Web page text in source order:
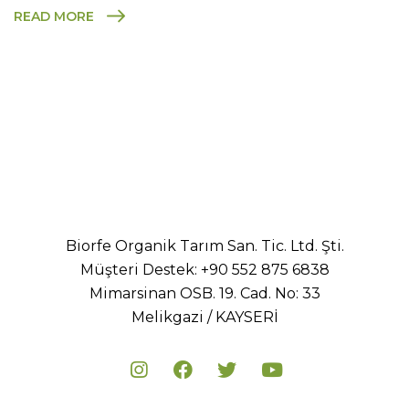
READ MORE
Biorfe Organik Tarım San. Tic. Ltd. Şti.
Müşteri Destek: +90 552 875 6838
Mimarsinan OSB. 19. Cad. No: 33
Melikgazi / KAYSERİ